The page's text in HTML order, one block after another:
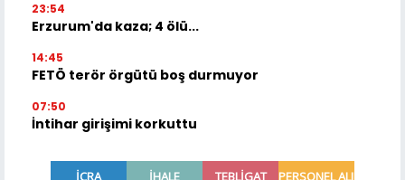
23:54
Erzurum'da kaza; 4 ölü...
14:45
FETÖ terör örgütü boş durmuyor
07:50
İntihar girişimi korkuttu